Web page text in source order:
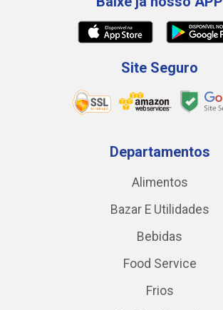
Site Seguro
Departamentos
Alimentos
Bazar E Utilidades
Bebidas
Food Service
Frios